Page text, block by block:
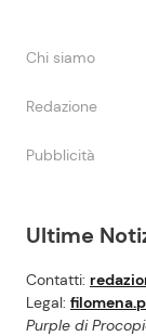
Ultime
Contatti:
Legal:
Purple di
Chi siamo
Redazione
Pubblicità